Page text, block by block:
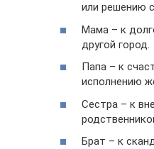
или решению
Мама – к
другой город.
Папа – к
исполнению
Сестра – к
Брат – к